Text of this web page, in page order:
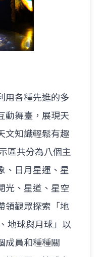
用各種先進的多
動舞臺，展現天
文知識輕鬆有趣
區共分為八個主
、日月星運、星
光、星道、星空
領觀眾探索「地
地球與月球」以
成員和種種關